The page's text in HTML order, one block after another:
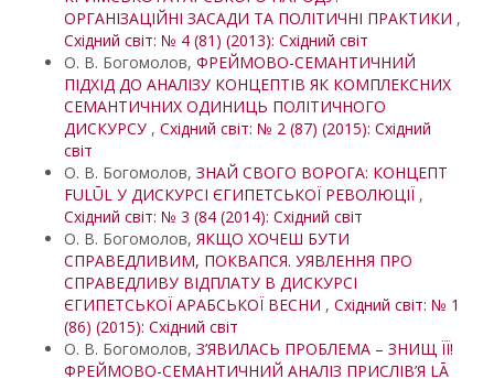
ОРГАНІЗАЦІЙНІ ЗАСАДИ ТА ПОЛІТИЧНІ ПРАКТИКИ ,
Східний світ: № 4 (81) (2013): Східний світ
О. В. Богомолов, ФРЕЙМОВО-СЕМАНТИЧНИЙ
ПІДХІД ДО АНАЛІЗУ КОНЦЕПТІВ ЯК КОМПЛЕКСНИХ
СЕМАНТИЧНИХ ОДИНИЦЬ ПОЛІТИЧНОГО
ДИСКУРСУ , Східний світ: № 2 (87) (2015): Східний
світ
О. В. Богомолов, ЗНАЙ СВОГО ВОРОГА: КОНЦЕПТ
FULŪL У ДИСКУРСІ ЄГИПЕТСЬКОЇ РЕВОЛЮЦІЇ ,
Східний світ: № 3 (84 (2014): Східний світ
О. В. Богомолов, ЯКЩО ХОЧЕШ БУТИ
СПРАВЕДЛИВИМ, ПОКВАПСЯ. УЯВЛЕННЯ ПРО
СПРАВЕДЛИВУ ВІДПЛАТУ В ДИСКУРСІ
ЄГИПЕТСЬКОЇ АРАБСЬКОЇ ВЕСНИ , Східний світ: № 1
(86) (2015): Східний світ
О. В. Богомолов, З’ЯВИЛАСЬ ПРОБЛЕМА – ЗНИЩ ЇЇ!
ФРЕЙМОВО-СЕМАНТИЧНИЙ АНАЛІЗ ПРИСЛІВ’Я LĀ